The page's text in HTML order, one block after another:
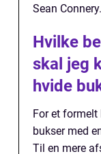
Sean Connery.
Hvilke
skal jeg
hvide
For et
bukser med
Til en mere